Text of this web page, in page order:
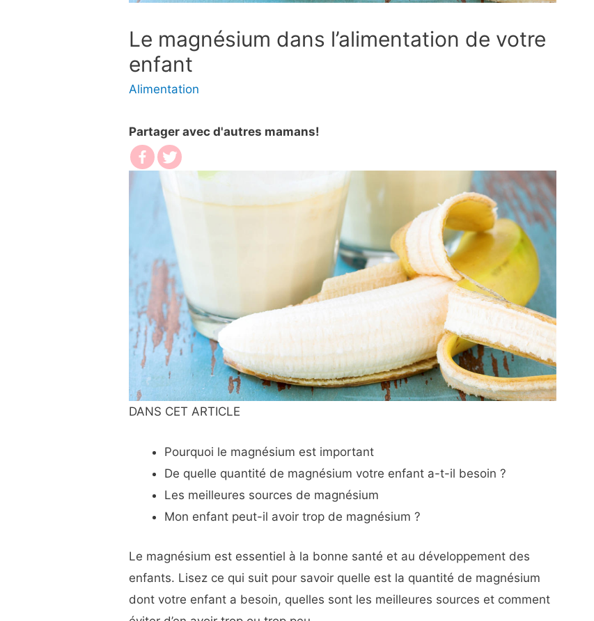
Le magnésium dans l’alimentation de votre
enfant
Alimentation
Partager avec d'autres mamans!
DANS CET ARTICLE
Pourquoi le magnésium est important
De quelle quantité de magnésium votre enfant a-t-il besoin ?
Les meilleures sources de magnésium
Mon enfant peut-il avoir trop de magnésium ?
Le magnésium est essentiel à la bonne santé et au développement des
enfants. Lisez ce qui suit pour savoir quelle est la quantité de magnésium
dont votre enfant a besoin, quelles sont les meilleures sources et comment